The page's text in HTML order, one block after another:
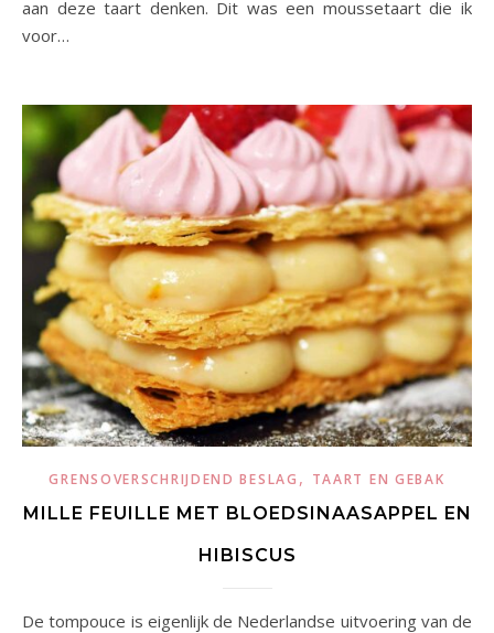
aan deze taart denken. Dit was een moussetaart die ik
voor…
GRENSOVERSCHRIJDEND BESLAG , TAART EN GEBAK
MILLE FEUILLE MET BLOEDSINAASAPPEL EN
HIBISCUS
De tompouce is eigenlijk de Nederlandse uitvoering van de